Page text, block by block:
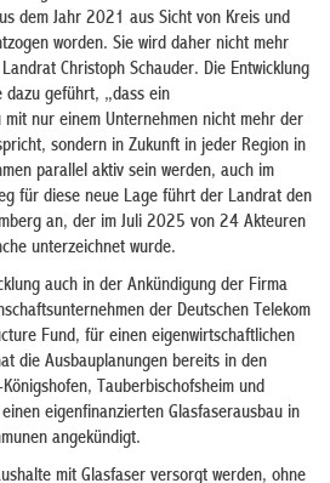
dem Jahr 2021 aus Sicht von Kreis und
worden. Sie wird daher nicht mehr
Christoph Schauder. Die Entwicklung
dazu geführt, „dass ein
nur einem Unternehmen nicht mehr der
sondern in Zukunft in jeder Region in
parallel aktiv sein werden, auch im
für diese neue Lage führt der Landrat den
an, der im Juli 2025 von 24 Akteuren
unterzeichnet wurde.
auch in der Ankündigung der Firma
der Deutschen Telekom
Fund, für einen eigenwirtschaftlichen
die Ausbauplanungen bereits in den
Tauberbischofsheim und
eigenfinanzierten Glasfaserausbau in
angekündigt.
mit Glasfaser versorgt werden, ohne